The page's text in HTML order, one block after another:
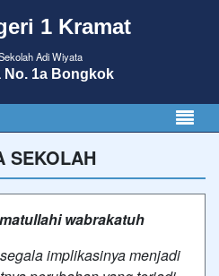
1 Kramat
Adi Wiyata
No. 1a Bongkok
SEKOLAH
wabrakatuh
implikasinya menjadi